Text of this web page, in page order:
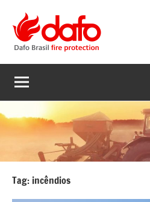
para
Dafo
Brasil
incêndios
em
equipamentos
Tag: incêndios